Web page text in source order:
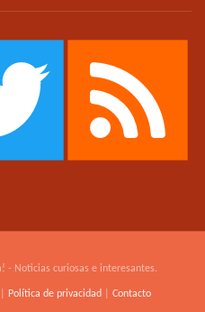
- Noticias curiosas e interesantes.
Política de privacidad Contacto